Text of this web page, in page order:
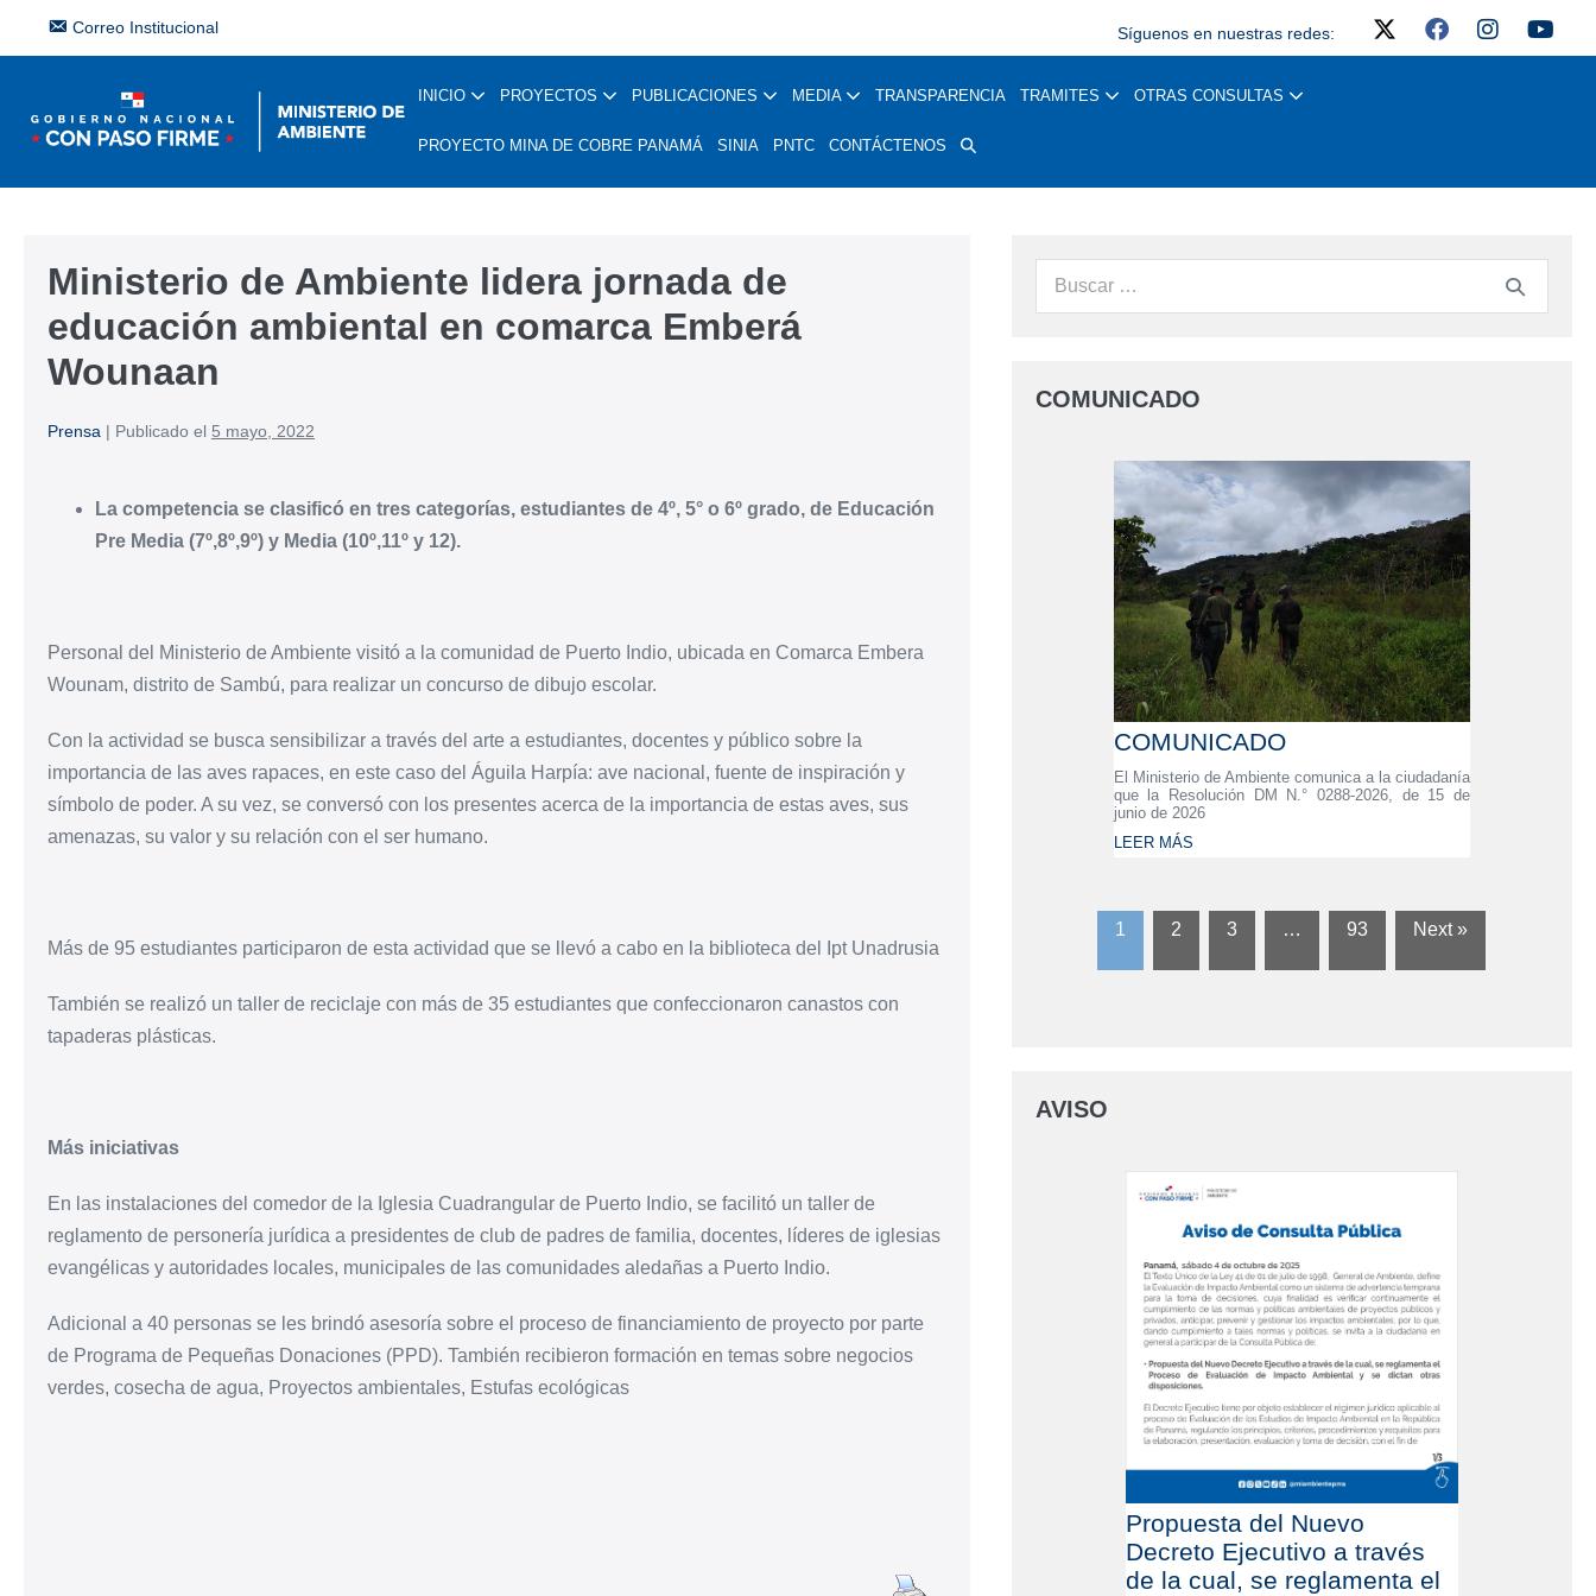
Correo Institucional Síguenos en nuestras redes:
INICIO PROYECTOS PUBLICACIONES MEDIA TRANSPARENCIA TRAMITES OTRAS CONSULTAS
PROYECTO MINA DE COBRE PANAMÁ SINIA PNTC CONTÁCTENOS
Ministerio de Ambiente lidera jornada de
educación ambiental en comarca Emberá
Wounaan
Prensa | Publicado el 5 mayo, 2022
La competencia se clasificó en tres categorías, estudiantes de 4º, 5° o 6º grado, de Educación
Pre Media (7º,8º,9º) y Media (10º,11º y 12).
Personal del Ministerio de Ambiente visitó a la comunidad de Puerto Indio, ubicada en Comarca Embera
Wounam, distrito de Sambú, para realizar un concurso de dibujo escolar.
Con la actividad se busca sensibilizar a través del arte a estudiantes, docentes y público sobre la
importancia de las aves rapaces, en este caso del Águila Harpía: ave nacional, fuente de inspiración y
símbolo de poder. A su vez, se conversó con los presentes acerca de la importancia de estas aves, sus
amenazas, su valor y su relación con el ser humano.
Más de 95 estudiantes participaron de esta actividad que se llevó a cabo en la biblioteca del Ipt Unadrusia
También se realizó un taller de reciclaje con más de 35 estudiantes que confeccionaron canastos con
tapaderas plásticas.
Más iniciativas
En las instalaciones del comedor de la Iglesia Cuadrangular de Puerto Indio, se facilitó un taller de
reglamento de personería jurídica a presidentes de club de padres de familia, docentes, líderes de iglesias
evangélicas y autoridades locales, municipales de las comunidades aledañas a Puerto Indio.
Adicional a 40 personas se les brindó asesoría sobre el proceso de financiamiento de proyecto por parte
de Programa de Pequeñas Donaciones (PPD). También recibieron formación en temas sobre negocios
verdes, cosecha de agua, Proyectos ambientales, Estufas ecológicas
COMUNICADO
COMUNICADO
El Ministerio de Ambiente comunica a la ciudadanía
que la Resolución DM N.° 0288-2026, de 15 de
junio de 2026
LEER MÁS
1 2 3 … 93 Next »
AVISO
Propuesta del Nuevo
Decreto Ejecutivo a través
de la cual, se reglamenta el